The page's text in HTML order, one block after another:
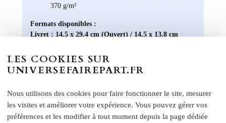
370 g/m²
Formats disponibles :
Livret : 14,5 x 29,4 cm (Ouvert) / 14,5 x 13,8 cm
Carte recto verso : 14 x 15 cm
Format A5 portrait : 14 x 21 cm
Format rectangle paysage : 21 x 10 cm
Etiquette bouteille: Elles ont une taille unique, pensée
pour convenir à la majorité des bouteilles : 14 x 10 cm
LES COOKIES SUR
UNIVERSEFAIREPART.FR
Nous utilisons des cookies pour faire fonctionner le site, mesurer
les visites et améliorer votre expérience. Vous pouvez gérer vos
préférences et les modifier à tout moment depuis la page dédiée